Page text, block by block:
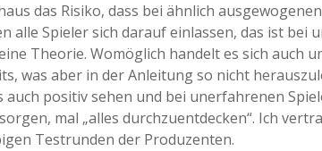
das Risiko, dass bei ähnlich ausgewogenen
alle Spieler sich darauf einlassen, das ist bei
Theorie. Womöglich handelt es sich auch
was aber in der Anleitung so nicht
auch positiv sehen und bei unerfahrenen
mal „alles durchzuentdecken“. Ich
Testrunden der Produzenten.